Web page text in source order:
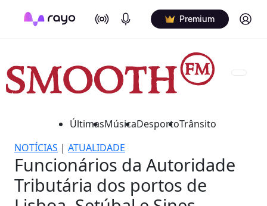
On Air Podcasts Premium Log in
ÚltimasMúsicaDesportoTrânsito
NOTÍCIAS | ATUALIDADE
Funcionários da Autoridade
Tributária dos portos de